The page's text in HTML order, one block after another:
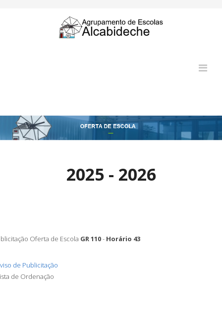
2025 - 2026
Oferta de Escola GR 110- Horário 43
de Publicitação
de Ordenação